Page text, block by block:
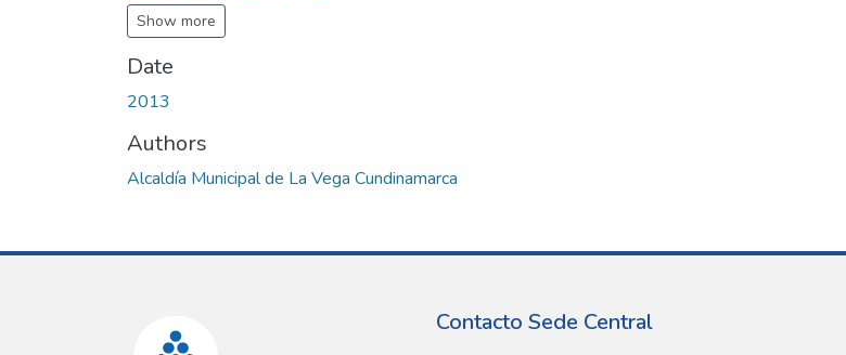
Show more
Date
2013
Authors
Alcaldía Municipal de La Vega Cundinamarca
Contacto Sede Central